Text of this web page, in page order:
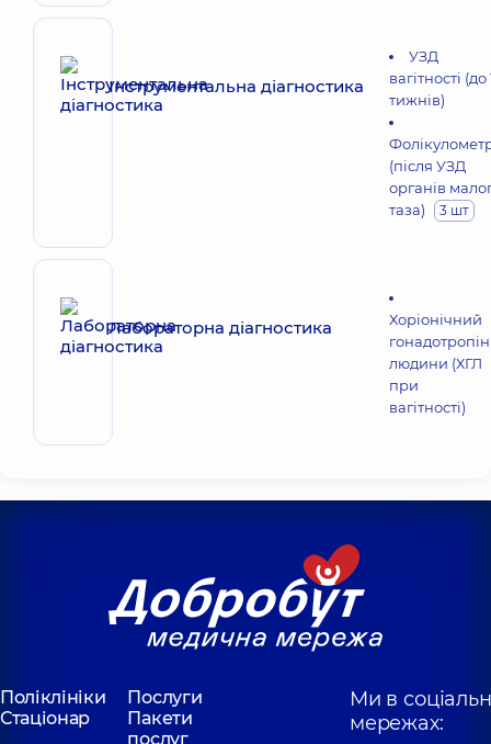
Інструментальна діагностика
УЗД
вагітності (до
тижнів)
(після УЗД
органів
таза)
3 шт
Лабораторна діагностика
Хоріонічний
гонадотропін
людини (ХГЛ
при
вагітності)
Поліклініки
Послуги
Стаціонар
Пакети
послуг
Ми в
мережах: